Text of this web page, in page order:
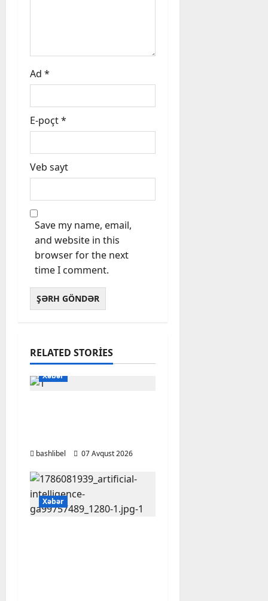
Ad *
E-poçt*
Veb sayt
Save my name, email,
and website in this
browser for the next
time I comment.
RELATED STORIES
Xəbər
bashlibel 07 Avqust 2026
Xəbər